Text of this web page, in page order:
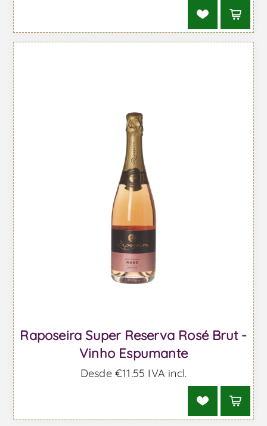
Raposeira Super Reserva Rosé Brut -
Vinho Espumante
Desde €11,55 IVA incl.